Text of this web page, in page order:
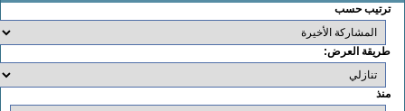
ترتيب حسب
طريقة العرض:
منذ